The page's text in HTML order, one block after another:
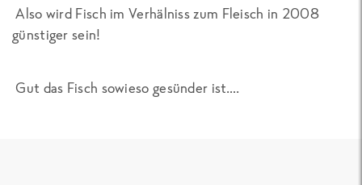
Also wird Fisch im Verhälniss zum Fleisch in 2008
günstiger sein!
Gut das Fisch sowieso gesünder ist….